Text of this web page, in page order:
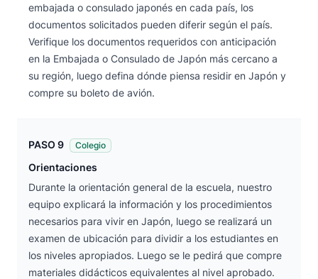
embajada o consulado japonés en cada país, los
documentos solicitados pueden diferir según el país.
Verifique los documentos requeridos con anticipación
en la Embajada o Consulado de Japón más cercano a
su región, luego defina dónde piensa residir en Japón y
compre su boleto de avión.
PASO 9 Colegio
Orientaciones
Durante la orientación general de la escuela, nuestro
equipo explicará la información y los procedimientos
necesarios para vivir en Japón, luego se realizará un
examen de ubicación para dividir a los estudiantes en
los niveles apropiados. Luego se le pedirá que compre
materiales didácticos equivalentes al nivel aprobado.